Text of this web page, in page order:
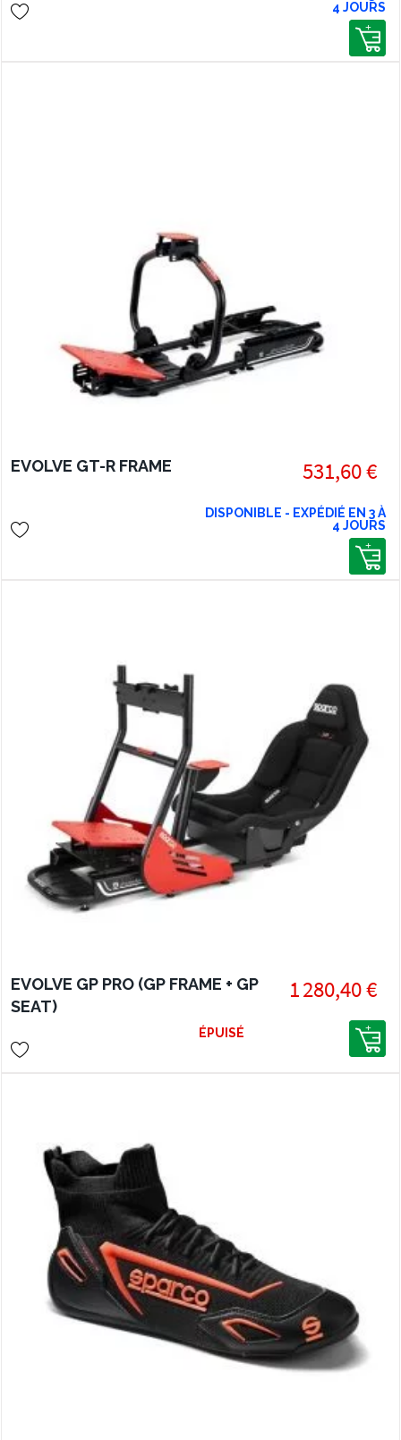
4 JOURS
EVOLVE GT-R FRAME 531,60 €
DISPONIBLE - EXPÉDIÉ EN 3 À
4 JOURS
EVOLVE GP PRO (GP FRAME + GP
SEAT)
1 280,40 €
ÉPUISÉ